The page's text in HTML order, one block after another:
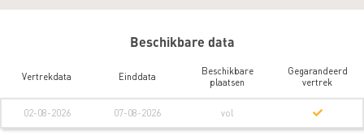
Beschikbare data
Vertrekdata Einddata
Beschikbare
plaatsen
Gegarandeerd
vertrek
02-08-2026 07-08-2026 vol